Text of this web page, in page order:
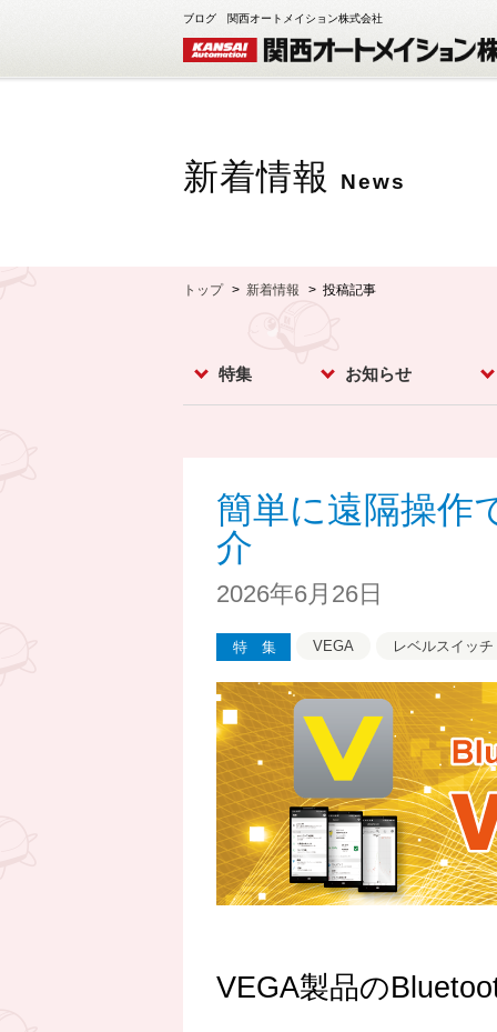
ブログ 関西オートメイション株式会社
新着情報 News
トップ 新着情報 投稿記事
特集 お知らせ
ん
簡単に遠隔操作
介
2026年6月26日
特集 VEGA レベルスイッチ
VEGA製品の